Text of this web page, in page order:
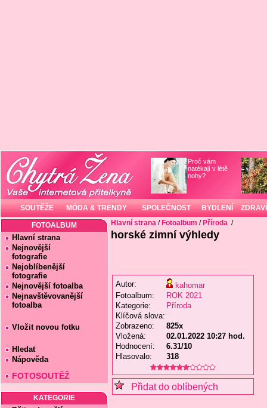
Proč vám
natékají v létě
nohy?
SOUTĚŽE MÓDA & TRENDY SPOLEČNOST BYDLENÍ ZDRAVÍ
FOTOALBUM
Hlavní strana
Nejnovější
fotografie
Nejoblíbenější
fotografie
Nejnovější fotoalba
Nejnavštěvovanější
fotoalba
Vložit novou fotku
Hledat
Nápověda
FOTOSOUTĚŽ
KATEGORIE
Hlavní strana / Fotoalbum / Příroda /
horské zimní výhledy
Autor:
kahomar
Fotoalbum:
ROK 2021
Kategorie:
Příroda
Klíčová slova:
Zobrazeno:
825x
Vložená:
02.01.2022 10:27 hod.
Hodnocení:
6.31/10
Hlasovalo:
318
Přidat do oblíbených